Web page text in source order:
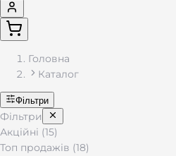
Головна
Каталог
Фільтри
Фільтри
Акційні (15)
Топ продажів (18)